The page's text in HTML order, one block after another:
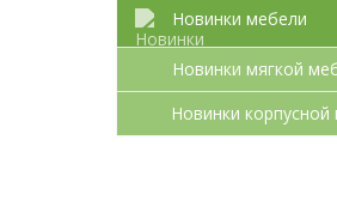
Новинки мебели
Новинки мягкой
Новинки корпусной